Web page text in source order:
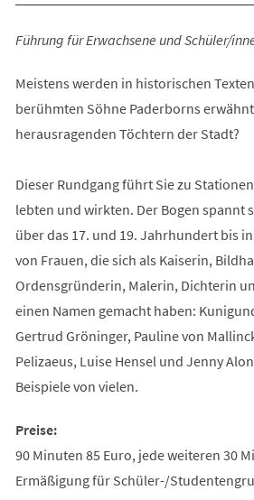
Führung für Erwachsene und Schüler/
Meistens werden in historischen
berühmten Söhne Paderborns
herausragenden Töchtern der Stadt?
Dieser Rundgang führt Sie zu
lebten und wirkten. Der Bogen spannt
über das 17. und 19. Jahrhundert bis
von Frauen, die sich als Kaiserin,
Ordensgründerin, Malerin, Dichterin
einen Namen gemacht haben:
Gertrud Gröninger, Pauline von
Pelizaeus, Luise Hensel und Jenny
Beispiele von vielen.
Preise:
90 Minuten 85 Euro, jede weiteren 30
Ermäßigung für Schüler-/